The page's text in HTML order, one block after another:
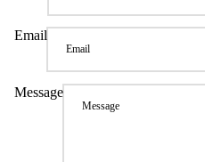
Email
Message